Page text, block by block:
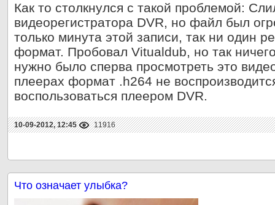
Как то столкнулся с такой проблемой:
видеорегистратора DVR, но файл был
только минута этой записи, так ни один
формат. Пробовал Vitualdub, но так
нужно было сперва просмотреть это
плеерах формат .h264 не
воспользоваться плеером DVR.
10-09-2012, 12:45 11916
Что означает улыбка?